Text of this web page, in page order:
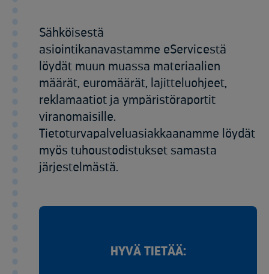
Sähköisestä
asiointikanavastamme eServicestä
löydät muun muassa materiaalien
määrät, euromäärät, lajitteluohjeet,
reklamaatiot ja ympäristöraportit
viranomaisille.
Tietoturvapalveluasiakkaanamme löydät
myös tuhoustodistukset samasta
järjestelmästä.
HYVÄ TIETÄÄ: